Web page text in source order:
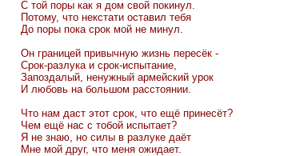
С той поры как я дом свой покинул.
Потому, что некстати оставил тебя
До поры пока срок мой не минул.
Он границей привычную жизнь пересёк -
Срок-разлука и срок-испытание,
Запоздалый, ненужный армейский урок
И любовь на большом расстоянии.
Что нам даст этот срок, что ещё принесёт?
Чем ещё нас с тобой испытает?
Я не знаю, но силы в разлуке даёт
Мне мой друг, что меня ожидает.